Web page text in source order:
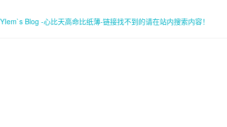
YIem`s Blog -心比天高命比纸薄-链接找不到的请在站内搜索内容！